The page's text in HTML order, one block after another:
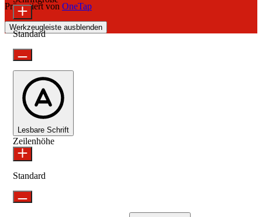
Präsentiert von OneTap
Werkzeugleiste ausblenden
Standard
Lesbare Schrift
Zeilenhöhe
Standard